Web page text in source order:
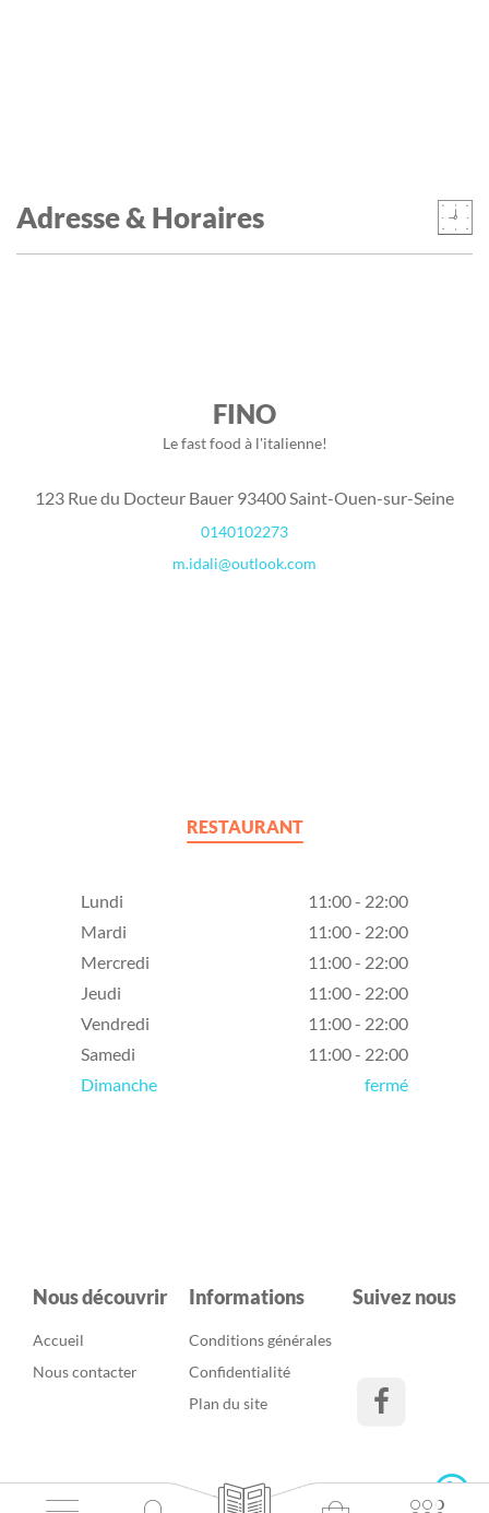
Adresse & Horaires
FINO
Le fast food à l'italienne!
123 Rue du Docteur Bauer 93400 Saint-Ouen-sur-Seine
0140102273
m.idali@outlook.com
RESTAURANT
Lundi
11:00 - 22:00
Mardi
11:00 - 22:00
Mercredi
11:00 - 22:00
Jeudi
11:00 - 22:00
Vendredi
11:00 - 22:00
Samedi
11:00 - 22:00
Dimanche
fermé
Nous découvrir
Accueil
Nous contacter
Informations
Conditions générales
Confidentialité
Plan du site
Suivez nous
Caisse Enregisteuse © 2026 Eatself. Tous droits réservés